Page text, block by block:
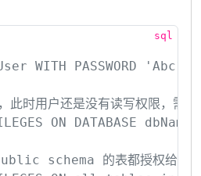
WITH PASSWORD
时用户还是没有读写权限，需要
ON DATABASE
schema 的表都授权给